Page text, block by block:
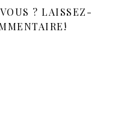
? LAISSEZ-